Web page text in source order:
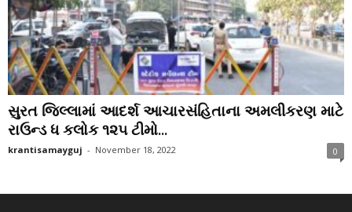
સુરત જિલ્લામાં આદર્શ આચારસંહિતાના અમલીકરણ માટે
રાઉન્ડ ધ કલોક ૧૨૫ ટીમો...
krantisamayguj - November 18, 2022 0